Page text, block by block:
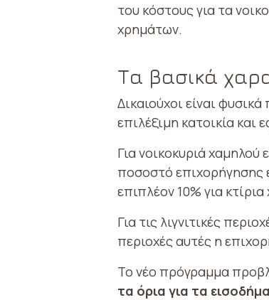
του κόστους για τα
χρημάτων.
Τα βασικά
Δικαιούχοι είναι
επιλέξιμη κατοικία και
Για νοικοκυριά
ποσοστό επιχορήγησης
επιπλέον 10% για
Για τις λιγνιτικές
περιοχές αυτές η
Το νέο πρόγραμμα
τα όρια για τα